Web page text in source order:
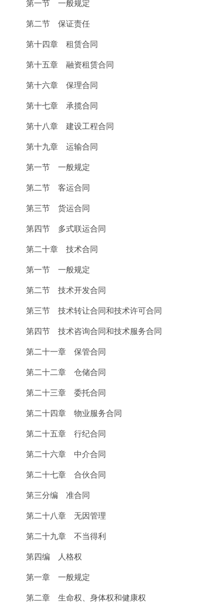
第一节 一般规定
第二节 保证责任
第十四章 租赁合同
第十五章 融资租赁合同
第十六章 保理合同
第十七章 承揽合同
第十八章 建设工程合同
第十九章 运输合同
第一节 一般规定
第二节 客运合同
第三节 货运合同
第四节 多式联运合同
第二十章 技术合同
第一节 一般规定
第二节 技术开发合同
第三节 技术转让合同和技术许可合同
第四节 技术咨询合同和技术服务合同
第二十一章 保管合同
第二十二章 仓储合同
第二十三章 委托合同
第二十四章 物业服务合同
第二十五章 行纪合同
第二十六章 中介合同
第二十七章 合伙合同
第三分编 准合同
第二十八章 无因管理
第二十九章 不当得利
第四编 人格权
第一章 一般规定
第二章 生命权、身体权和健康权